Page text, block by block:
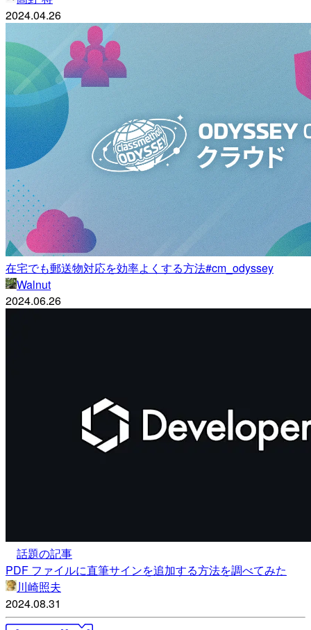
2024.04.26
在宅でも郵送物対応を効率よくする方法#cm_odyssey
Walnut
2024.06.26
話題の記事
PDF ファイルに直筆サインを追加する方法を調べてみた
川崎照夫
2024.08.31